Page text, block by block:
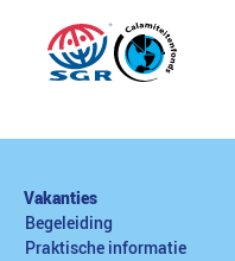
Vakanties
Begeleiding
Praktische informatie